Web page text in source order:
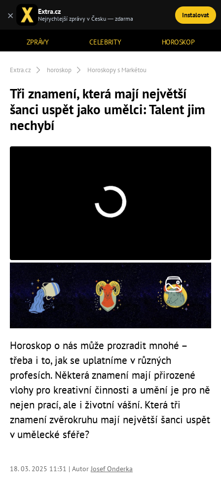
ZPRÁVY CELEBRITY HOROSKOP
TÉMATA
Extra.cz horoskop Horoskopy s Markétou
Tři znamení, která mají největší
šanci uspět jako umělci: Talent jim
nechybí
Horoskop o nás může prozradit mnohé –
třeba i to, jak se uplatníme v různých
profesích. Některá znamení mají přirozené
vlohy pro kreativní činnosti a umění je pro ně
nejen prací, ale i životní vášní. Která tři
znamení zvěrokruhu mají největší šanci uspět
v umělecké sféře?
18. 03. 2025 11:31 | Autor Josef Onderka
× Extra.cz
Nejrychlejší zprávy v Česku — zdarma Instalovat